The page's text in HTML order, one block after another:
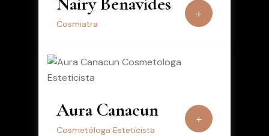
Cosmiatra
Aura Canacun
Cosmetóloga Esteticista